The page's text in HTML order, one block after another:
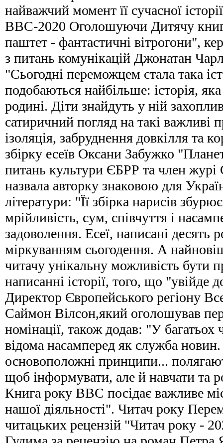
найважчий момент її сучасної
ВВС-2020 Оголошуючи Дитячу
паштет - фантастичні вітрогони",
з питань комунікацій Джонатан
"Сьогодні переможцем стала така
подобаються найбільше: історія, яка
родині. Діти знайдуть у ній
сатиричний погляд на такі важливі
ізоляція, забруднення довкілля та
збірку есеїв Оксани Забужко
питань культури ЄБРР та член журі
назвала авторку знаковою для
літератури: "Її збірка нарисів
мрійливість, сум, співчуття і
задоволення. Есеї, написані десять
міркуванням сьогодення. А
читачу унікальну можливість бути
написанні історії, того, що "увійде
Директор Європейського регіону
Саймон Вілсон,який оголошував
номінації, також додав: "У
відома насамперед як служба
основоположні принципи...
щоб інформувати, але й навчати та
Книга року BBC посідає важливе
нашої діяльності". Читач року
читацьких рецензій "Читач року -